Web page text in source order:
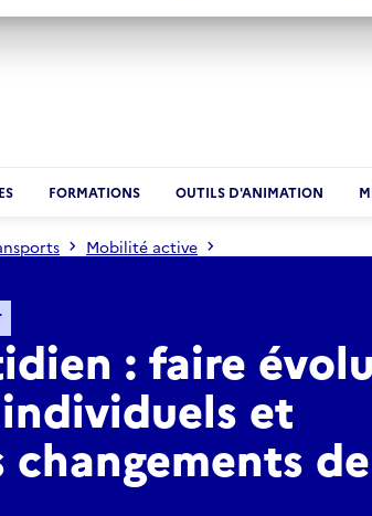
FORMATIONS OUTILS D'ANIMATION
Mobilité active
individuels et accompagner les changements
: faire
et
changements de